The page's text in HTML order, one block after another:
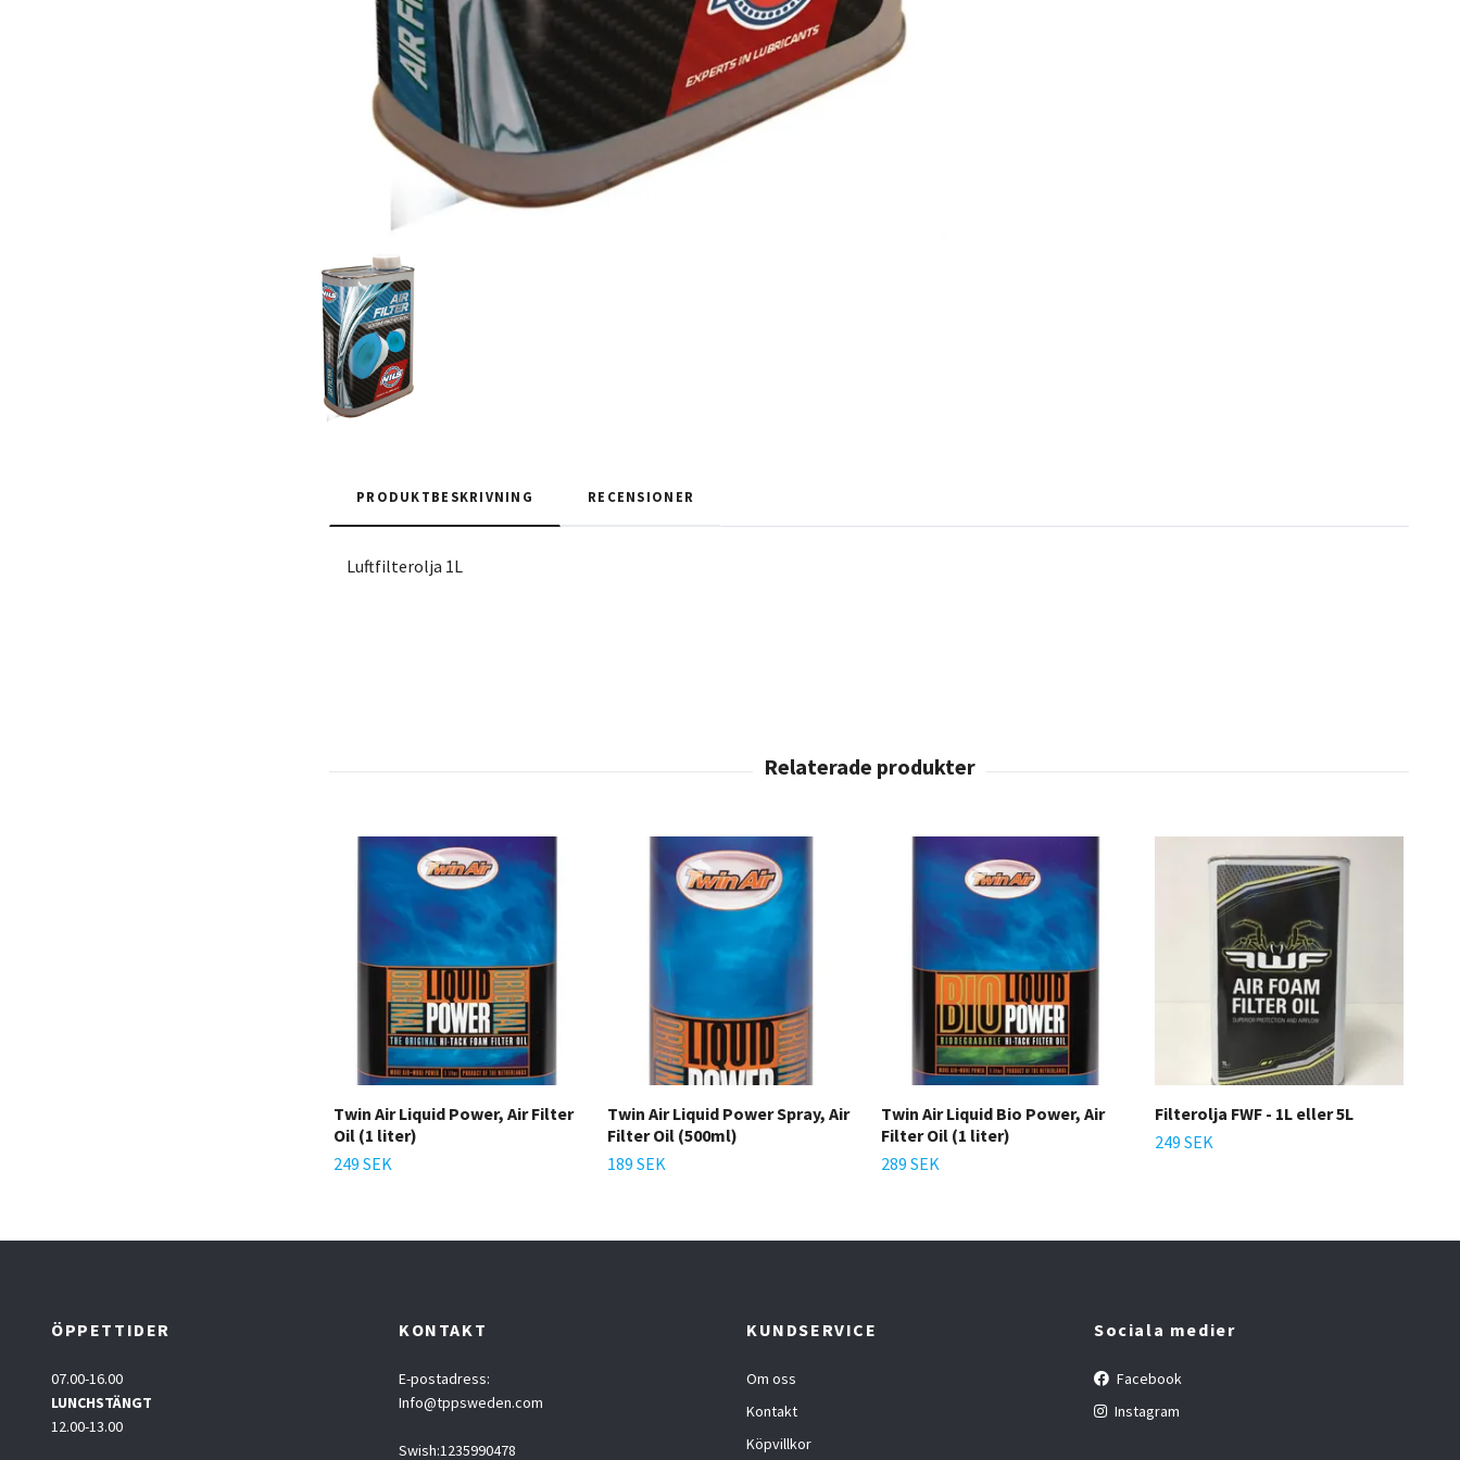
PRODUKTBESKRIVNING RECENSIONER
Luftfilterolja 1L
Twin Air Liquid Power, Air Filter
Oil (1 liter)
249 SEK
Twin Air Liquid Power Spray, Air
Filter Oil (500ml)
189 SEK
Twin Air Liquid Bio Power, Air
Filter Oil (1 liter)
289 SEK
Filterolja FWF - 1L eller 5L
249 SEK
ÖPPETTIDER
07.00-16.00
LUNCHSTÄNGT
12.00-13.00
KONTAKT
E-postadress:
Info@tppsweden.com
Swish:1235990478
KUNDSERVICE
Om oss
Kontakt
Köpvillkor
Sociala medier
Facebook
Instagram